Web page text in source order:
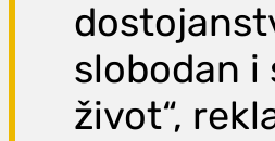
slobodan i
život“,